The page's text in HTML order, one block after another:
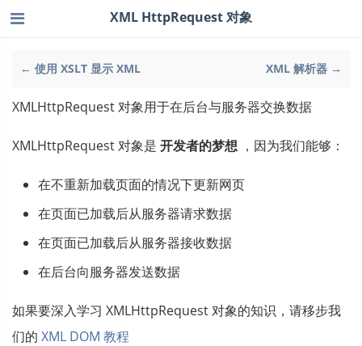
← 使用 XSLT 显示 XML XML 解析器 →
XML HttpRequest 对象
XMLHttpRequest 对象用于在后台与服务器交换数据
XMLHttpRequest 对象是 开发者的梦想 ，因为我们能够：
在不重新加载页面的情况下更新网页
在页面已加载后从服务器请求数据
在页面已加载后从服务器接收数据
在后台向服务器发送数据
如果要深入学习 XMLHttpRequest 对象的知识，请移步我
们的 XML DOM 教程